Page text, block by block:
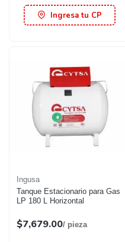
Ingresa tu CP
Ingusa
Tanque Estacionario para Gas
LP 180 L Horizontal
$7,679.00/ pieza